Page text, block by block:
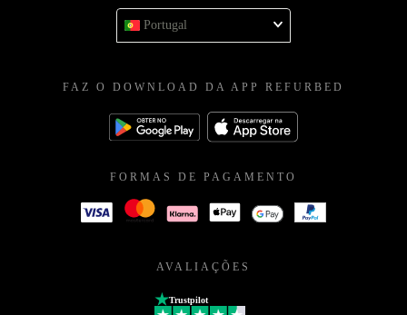
Portugal
FAZ O DOWNLOAD DA APP REFURBED
FORMAS DE PAGAMENTO
AVALIAÇÕES
Trustpilot